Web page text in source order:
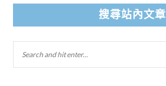
搜尋站內文章